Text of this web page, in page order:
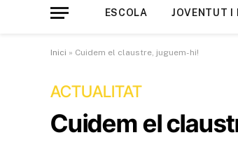
ESCOLA JOVENTUT I
Inici » Cuidem el claustre, juguem-hi!
ACTUALITAT
Cuidem el